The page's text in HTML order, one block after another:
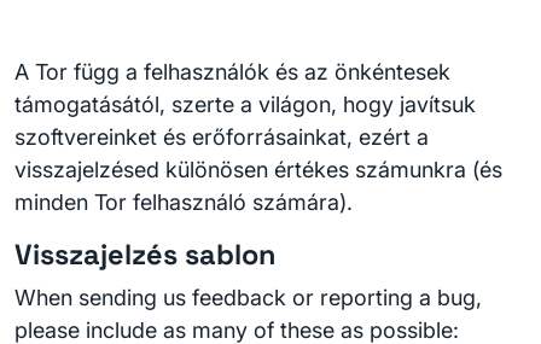
A Tor függ a felhasználók és az önkéntesek
támogatásától, szerte a világon, hogy javítsuk
szoftvereinket és erőforrásainkat, ezért a
visszajelzésed különösen értékes számunkra (és
minden Tor felhasználó számára).
Visszajelzés sablon
When sending us feedback or reporting a bug,
please include as many of these as possible: